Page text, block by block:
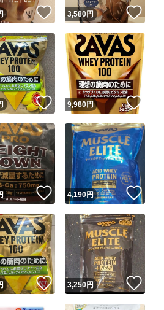
マ実績◯+ このユーザーは他フリマサー
心発送
実績に基づく表示であり、発送を保証してい
＆安心発送
このユーザーは高頻度で24
ます
発送 このユーザーは高頻度で24時
このユーザーは設定した発
出品ページへ
キャンセル
いいね！
3,580円
いいね！
9,980円
いいね！
4,190円
いいね！
3,250円